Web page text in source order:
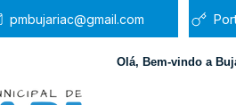
pmbujariac@gmail.com
Olá, Bem-vindo a